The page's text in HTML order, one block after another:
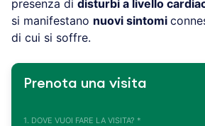
presenza di disturbi a livello
si manifestano nuovi sintomi
di cui si soffre.
Prenota una visita
1. DOVE VUOI FARE LA VISITA? *